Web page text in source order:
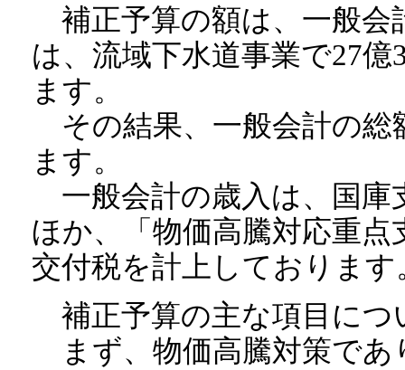
補正予算の額は、一般会
は、流域下水道事業で27
ます。
その結果、一般会計の総
ます。
一般会計の歳入は、国庫
ほか、「物価高騰対応重
交付税を計上しております
補正予算の主な項目につ
まず、物価高騰対策であ